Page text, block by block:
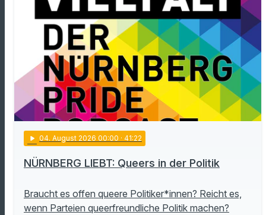
play_arrow 04. August 2026 00:00 · 41:22
NÜRNBERG LIEBT: Queers in der Politik
Braucht es offen queere Politiker*innen? Reicht es,
wenn Parteien queerfreundliche Politik machen?